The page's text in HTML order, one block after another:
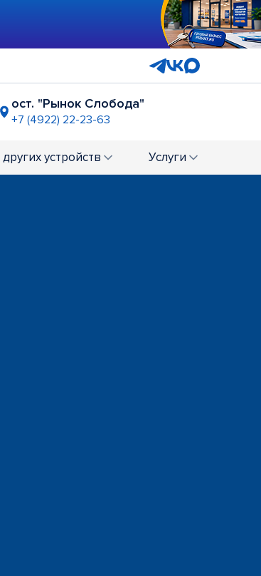
ост. "Рынок Слобода"
+7 (4922) 22-23-63
других устройств Услуги